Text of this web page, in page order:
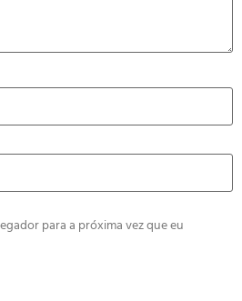
para a próxima vez que eu